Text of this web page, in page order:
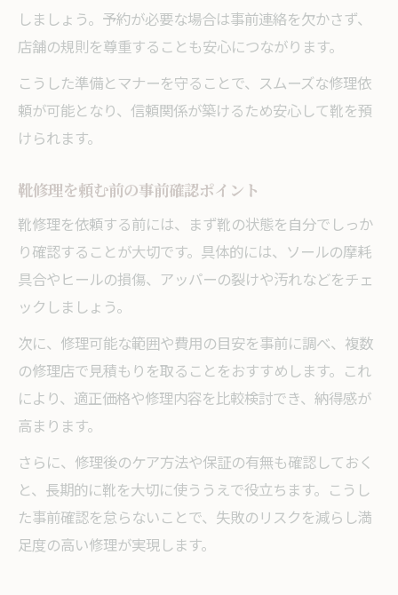
しましょう。予約が必要な場合は事前連絡を欠かさず、
店舗の規則を尊重することも安心につながります。
こうした準備とマナーを守ることで、スムーズな修理依
頼が可能となり、信頼関係が築けるため安心して靴を預
けられます。
靴修理を頼む前の事前確認ポイント
靴修理を依頼する前には、まず靴の状態を自分でしっか
り確認することが大切です。具体的には、ソールの摩耗
具合やヒールの損傷、アッパーの裂けや汚れなどをチェ
ックしましょう。
次に、修理可能な範囲や費用の目安を事前に調べ、複数
の修理店で見積もりを取ることをおすすめします。これ
により、適正価格や修理内容を比較検討でき、納得感が
高まります。
さらに、修理後のケア方法や保証の有無も確認しておく
と、長期的に靴を大切に使ううえで役立ちます。こうし
た事前確認を怠らないことで、失敗のリスクを減らし満
足度の高い修理が実現します。